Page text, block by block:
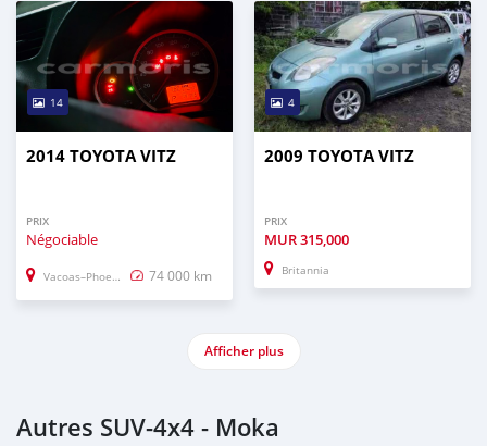
14
2014 TOYOTA VITZ
PRIX
Négociable
Vacoas–Phoenix 74 000 km
4
2009 TOYOTA VITZ
PRIX
MUR315,000
Britannia
Afficher plus
Autres SUV‒4x4 - Moka